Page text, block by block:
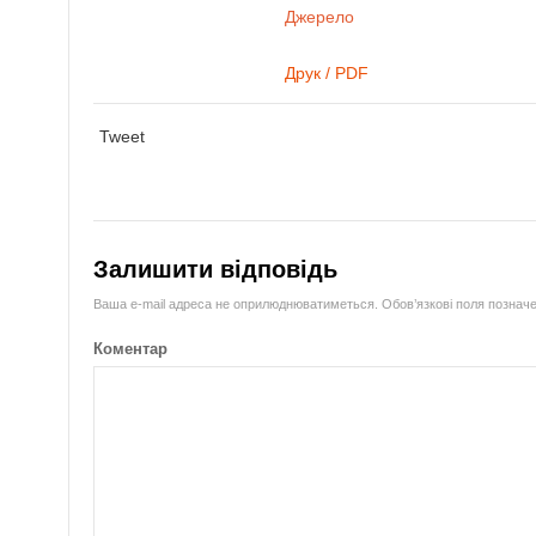
Джерело
Друк / PDF
Tweet
Залишити відповідь
Ваша e-mail адреса не оприлюднюватиметься. Обов’язкові поля
Коментар